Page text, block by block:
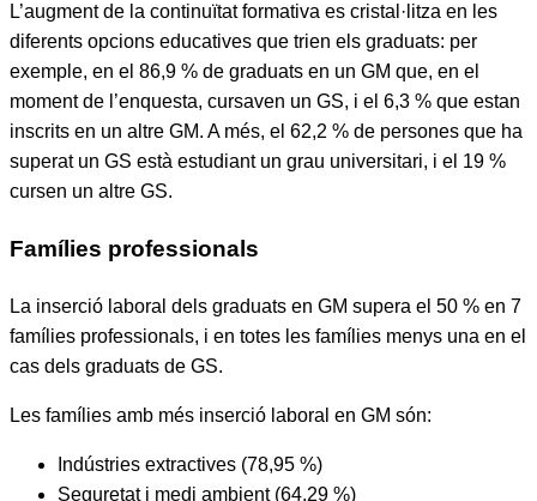
L’augment de la continuïtat formativa es cristal·litza en les
diferents opcions educatives que trien els graduats: per
exemple, en el 86,9 % de graduats en un GM que, en el
moment de l’enquesta, cursaven un GS, i el 6,3 % que estan
inscrits en un altre GM. A més, el 62,2 % de persones que ha
superat un GS està estudiant un grau universitari, i el 19 %
cursen un altre GS.
Famílies professionals
La inserció laboral dels graduats en GM supera el 50 % en 7
famílies professionals, i en totes les famílies menys una en el
cas dels graduats de GS.
Les famílies amb més inserció laboral en GM són:
Indústries extractives (78,95 %)
Seguretat i medi ambient (64,29 %)